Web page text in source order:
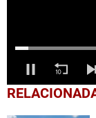
0
seconds